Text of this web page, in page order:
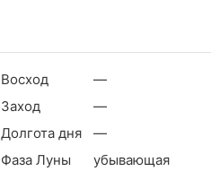
Восход
—
Заход
—
Долгота дня
—
Фаза Луны
убывающая